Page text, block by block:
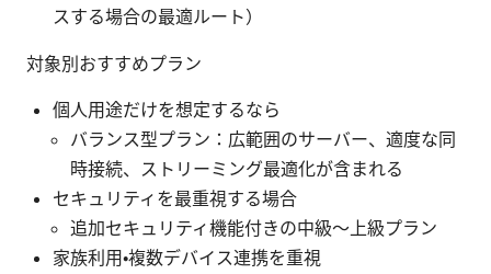
スする場合の最適ルート）
対象別おすすめプラン
個人用途だけを想定するなら
バランス型プラン：広範囲のサーバー、適度な同
時接続、ストリーミング最適化が含まれる
セキュリティを最重視する場合
追加セキュリティ機能付きの中級〜上級プラン
家族利用・複数デバイス連携を重視